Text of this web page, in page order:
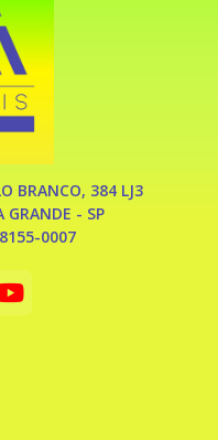
a alteração sem
do imóvel.*
BRANCO, 384 LJ3
GRANDE - SP
0007